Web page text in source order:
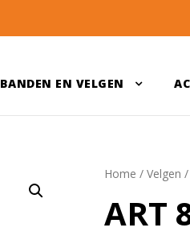
BANDEN EN VELGEN
Home /Velgen /
ART